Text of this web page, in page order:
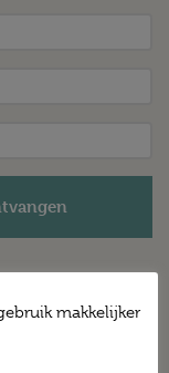
wilt ontvangen.
makkelijker